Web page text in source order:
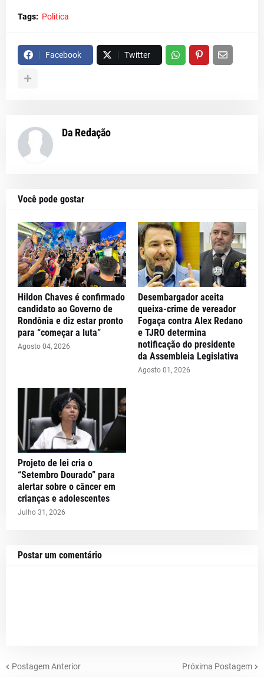
Tags: Politica
Facebook Twitter
Da Redação
Você pode gostar
Hildon Chaves é confirmado
candidato ao Governo de
Rondônia e diz estar pronto
para “começar a luta”
Agosto 04, 2026
Desembargador aceita
queixa-crime de vereador
Fogaça contra Alex Redano
e TJRO determina
notificação do presidente
da Assembleia Legislativa
Agosto 01, 2026
Projeto de lei cria o
“Setembro Dourado” para
alertar sobre o câncer em
crianças e adolescentes
Julho 31, 2026
Postar um comentário
Postagem Anterior Próxima Postagem